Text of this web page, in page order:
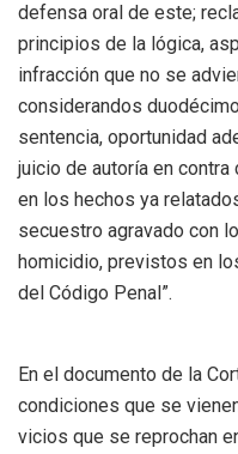
defensa oral de este;
principios de la lógica,
infracción que no se
considerandos
sentencia, oportunidad
juicio de autoría en
en los hechos ya
secuestro agravado con
homicidio, previstos en
del Código Penal”.
En el documento de la
condiciones que se
vicios que se reprochan